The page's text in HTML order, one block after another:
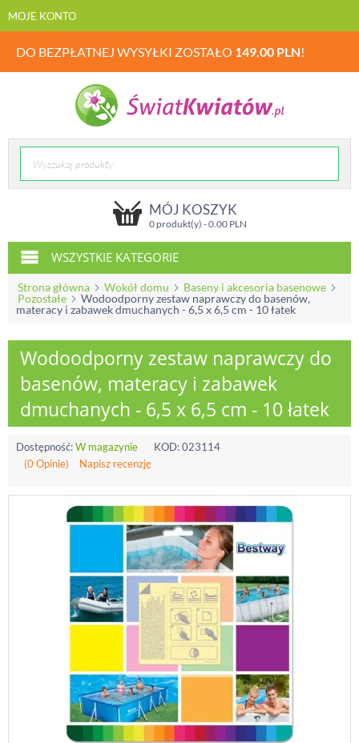
MOJE KONTO
DO BEZPŁATNEJ WYSYŁKI ZOSTAŁO 149.00 PLN!
MÓJ KOSZYK
0 produkt(y) -0.00PLN
WSZYSTKIE KATEGORIE
Strona główna Wokół domu
Baseny i akcesoria basenowe
Pozostałe
Wodoodporny zestaw naprawczy do basenów,
materacy i zabawek dmuchanych - 6,5 x 6,5 cm - 10 łatek
Wodoodporny zestaw naprawczy do
basenów, materacy i zabawek
dmuchanych - 6,5 x 6,5 cm - 10 łatek
Dostępność:W magazynie KOD:023114
(0 Opinie)
Napisz recenzję